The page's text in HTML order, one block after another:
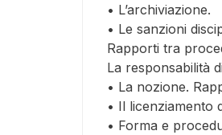
• L’archiviazione.
• Le sanzioni
Rapporti tra
La responsabilità
• La nozione.
• Il licenziamento
• Forma e